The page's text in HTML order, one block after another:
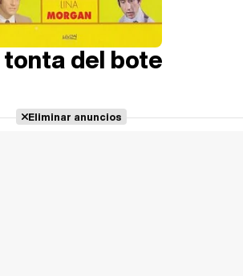
tonta del bote
Eliminar anuncios